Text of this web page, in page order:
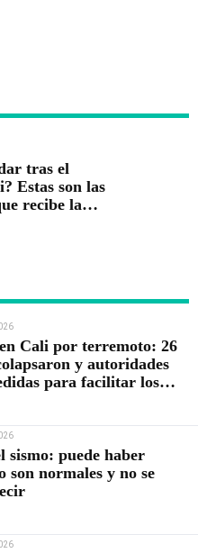
tras el
Estas son las
recibe la
Cali por terremoto: 26
y autoridades
para facilitar los
sismo: puede haber
son normales y no se